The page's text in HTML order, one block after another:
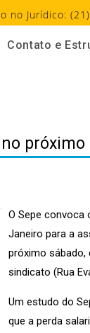
no Jurídico:
Contato e
próximo
O Sepe convoca
Janeiro para a
próximo sábado,
sindicato (Rua
Um estudo do
que a perda